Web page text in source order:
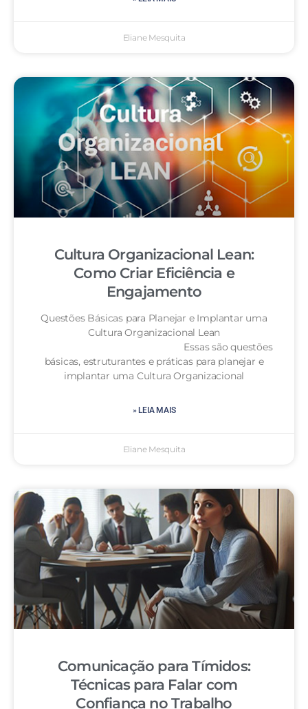
Eliane Mesquita
Cultura Organizacional Lean:
Como Criar Eficiência e
Engajamento
Questões Básicas para Planejar e Implantar uma
Cultura Organizacional Lean
Essas são questões
básicas, estruturantes e práticas para planejar e
implantar uma Cultura Organizacional
» LEIA MAIS
Eliane Mesquita
Comunicação para Tímidos:
Técnicas para Falar com
Confiança no Trabalho